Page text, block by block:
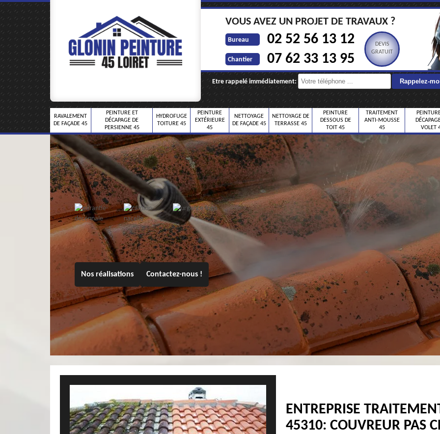
VOUS AVEZ UN PROJET DE TRAVAUX ?
Bureau 02 52 56 13 12
Chantier 07 62 33 13 95
DEVIS
GRATUIT
Etre rappelé immédiatement:
RAVALEMENT
DE FAÇADE 45
PEINTURE ET
DÉCAPAGE DE
PERSIENNE 45
HYDROFUGE
TOITURE 45
PEINTURE
EXTÉRIEURE
45
NETTOYAGE
DE FAÇADE 45
NETTOYAGE DE
TERRASSE 45
PEINTURE
DESSOUS DE
TOIT 45
TRAITEMENT
ANTI-MOUSSE
45
VOLET
Nos réalisations Contactez-nous !
ENTREPRISE
45310: COUVREUR PAS